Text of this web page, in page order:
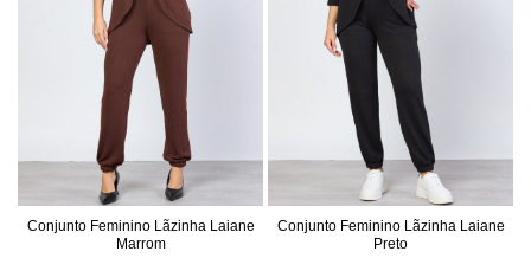
Conjunto Feminino Lãzinha Laiane
Marrom
Conjunto Feminino Lãzinha Laiane
Preto